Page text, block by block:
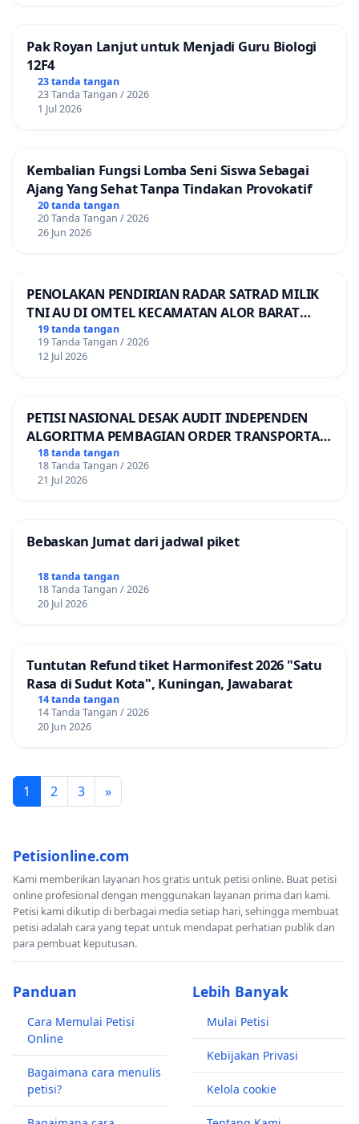
Pak Royan Lanjut untuk Menjadi Guru Biologi
12F4
23 tanda tangan
23 Tanda Tangan / 2026
1 Jul 2026
Kembalian Fungsi Lomba Seni Siswa Sebagai
Ajang Yang Sehat Tanpa Tindakan Provokatif
20 tanda tangan
20 Tanda Tangan / 2026
26 Jun 2026
PENOLAKAN PENDIRIAN RADAR SATRAD MILIK
TNI AU DI OMTEL KECAMATAN ALOR BARAT
LAUT, KABUPATEN ALOR
19 tanda tangan
19 Tanda Tangan / 2026
12 Jul 2026
PETISI NASIONAL DESAK AUDIT INDEPENDEN
ALGORITMA PEMBAGIAN ORDER TRANSPORTASI
ONLINE
18 tanda tangan
18 Tanda Tangan / 2026
21 Jul 2026
Bebaskan Jumat dari jadwal piket
18 tanda tangan
18 Tanda Tangan / 2026
20 Jul 2026
Tuntutan Refund tiket Harmonifest 2026 "Satu
Rasa di Sudut Kota", Kuningan, Jawabarat
14 tanda tangan
14 Tanda Tangan / 2026
20 Jun 2026
1 2 3 »
Petisionline.com
Kami memberikan layanan hos gratis untuk petisi online. Buat petisi
online profesional dengan menggunakan layanan prima dari kami.
Petisi kami dikutip di berbagai media setiap hari, sehingga membuat
petisi adalah cara yang tepat untuk mendapat perhatian publik dan
para pembuat keputusan.
Panduan
Cara Memulai Petisi
Online
Bagaimana cara menulis
petisi?
Lebih Banyak
Mulai Petisi
Kebijakan Privasi
Kelola cookie